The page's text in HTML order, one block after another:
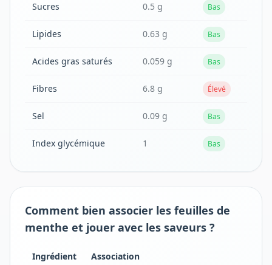
Sucres 0.5 g Bas
Lipides 0.63 g Bas
Acides gras saturés 0.059 g Bas
Fibres 6.8 g Élevé
Sel 0.09 g Bas
Index glycémique 1 Bas
Comment bien associer les feuilles de
menthe et jouer avec les saveurs ?
Ingrédient Association